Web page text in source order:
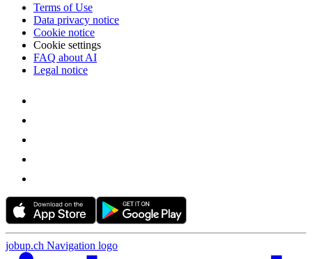
Terms of Use
Data privacy notice
Cookie notice
Cookie settings
FAQ about AI
Legal notice
jobup.ch Navigation logo